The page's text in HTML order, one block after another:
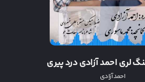
لری احمد آزادی درد پیری
احمد آزادی